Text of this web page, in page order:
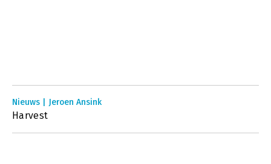
Nieuws | Jeroen Ansink
Harvest